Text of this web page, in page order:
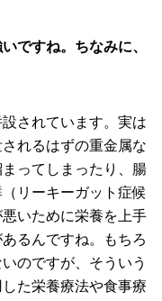
ですね。ちなみに、
されています。実は
れるはずの重金属な
ってしまったり、腸
リーキーガット症候
いために栄養を上手
るんですね。もちろ
のですが、そういう
た栄養療法や食事療